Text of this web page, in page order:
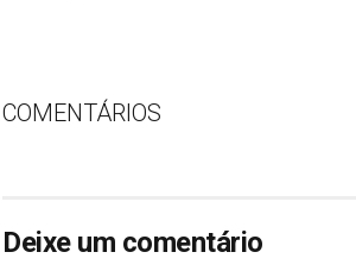
COMENTÁRIOS
Deixe um comentário